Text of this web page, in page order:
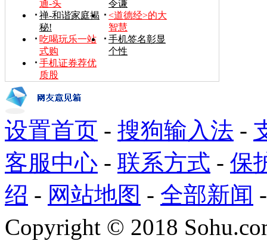
通-头
令谦
禅-和谐家庭揭
秘!
<道德经>的大
智慧
吃喝玩乐一站
式购
手机签名彰显
个性
手机证券荐优
质股
设置首页 - 搜狗输入法 -
客服中心 - 联系方式 - 保
绍 - 网站地图 - 全部新闻
Copyright © 2018